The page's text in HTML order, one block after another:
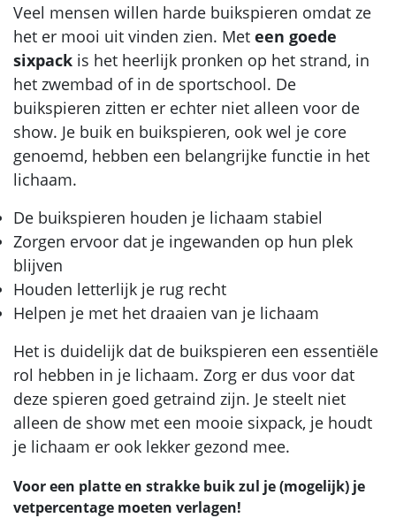
Veel mensen willen harde buikspieren omdat ze
het er mooi uit vinden zien. Met een goede
sixpack is het heerlijk pronken op het strand, in
het zwembad of in de sportschool. De
buikspieren zitten er echter niet alleen voor de
show. Je buik en buikspieren, ook wel je core
genoemd, hebben een belangrijke functie in het
lichaam.
De buikspieren houden je lichaam stabiel
Zorgen ervoor dat je ingewanden op hun plek
blijven
Houden letterlijk je rug recht
Helpen je met het draaien van je lichaam
Het is duidelijk dat de buikspieren een essentiële
rol hebben in je lichaam. Zorg er dus voor dat
deze spieren goed getraind zijn. Je steelt niet
alleen de show met een mooie sixpack, je houdt
je lichaam er ook lekker gezond mee.
Voor een platte en strakke buik zul je (mogelijk) je
vetpercentage moeten verlagen!